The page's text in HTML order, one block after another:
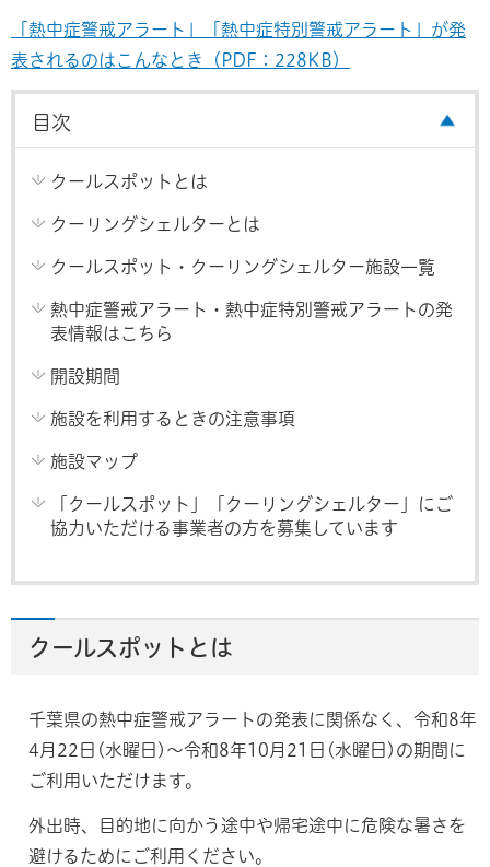
「熱中症警戒アラート」「熱中症特別警戒アラート」が発
表されるのはこんなとき（PDF：228KB）
目次
クールスポットとは
クーリングシェルターとは
クールスポット・クーリングシェルター施設一覧
熱中症警戒アラート・熱中症特別警戒アラートの発
表情報はこちら
開設期間
施設を利用するときの注意事項
施設マップ
「クールスポット」「クーリングシェルター」にご
協力いただける事業者の方を募集しています
クールスポットとは
千葉県の熱中症警戒アラートの発表に関係なく、令和8年
4月22日(水曜日)～令和8年10月21日(水曜日)の期間に
ご利用いただけます。
外出時、目的地に向かう途中や帰宅途中に危険な暑さを
避けるためにご利用ください。